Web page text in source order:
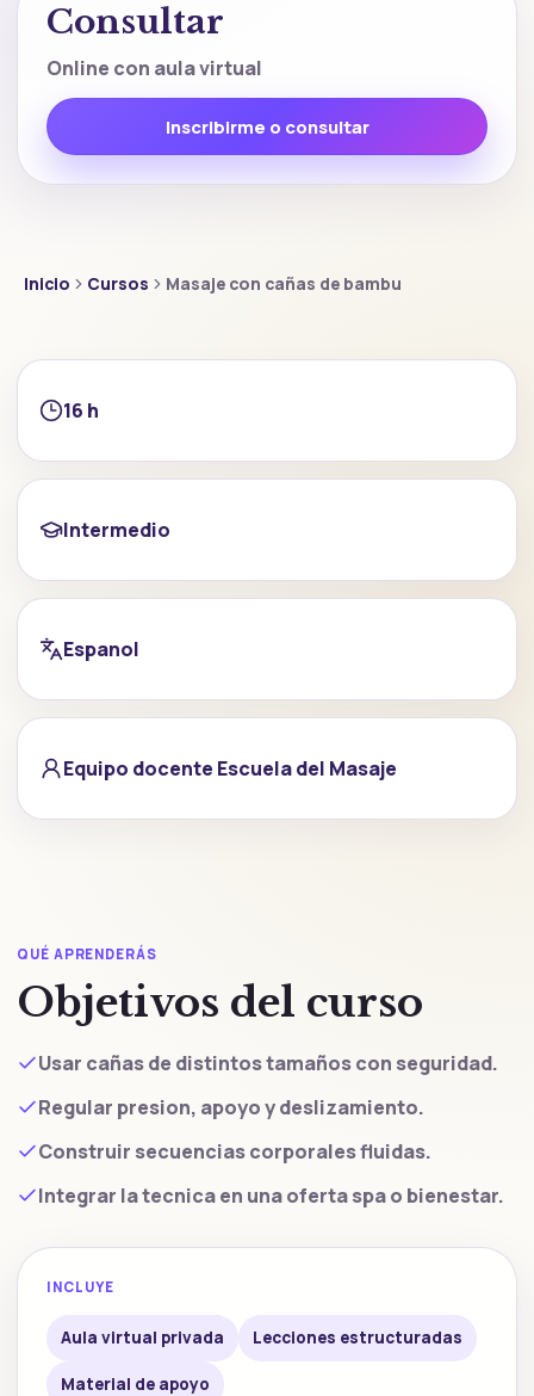
Consultar
Online con aula virtual
Inscribirme o consultar
Inicio Cursos Masaje con cañas de bambu
16 h
Intermedio
Espanol
Equipo docente Escuela del Masaje
QUÉ APRENDERÁS
Objetivos del curso
Usar cañas de distintos tamaños con seguridad.
Regular presion, apoyo y deslizamiento.
Construir secuencias corporales fluidas.
Integrar la tecnica en una oferta spa o bienestar.
INCLUYE
Aula virtual privada Lecciones estructuradas
Material de apoyo